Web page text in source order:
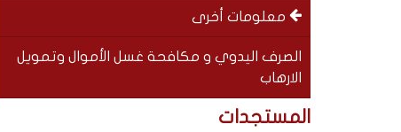
معلومات أخرى
الصرف اليدوي و مكافحة غسل الأموال وتمويل
الارهاب
SOUS-
Special
المستجدات